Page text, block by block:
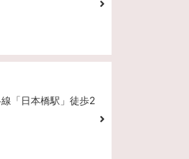
「日本橋駅」徒歩2